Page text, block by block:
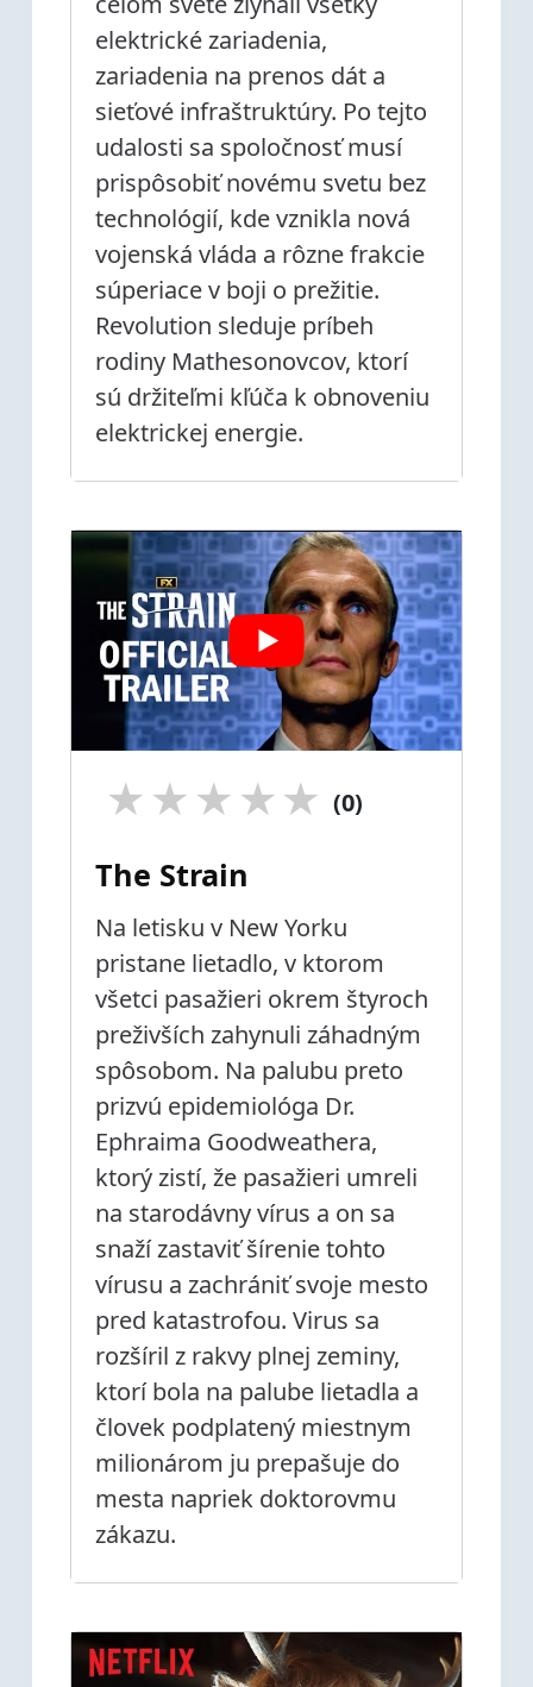
elektrické zariadenia,
zariadenia na prenos dát a
sieťové infraštruktúry. Po tejto
udalosti sa spoločnosť musí
prispôsobiť novému svetu bez
technológií, kde vznikla nová
vojenská vláda a rôzne frakcie
súperiace v boji o prežitie.
Revolution sleduje príbeh
rodiny Mathesonovcov, ktorí
sú držiteľmi kľúča k obnoveniu
elektrickej energie.
★
★
★
★
★ (0)
The Strain
Na letisku v New Yorku
pristane lietadlo, v ktorom
všetci pasažieri okrem štyroch
preživších zahynuli záhadným
spôsobom. Na palubu preto
prizvú epidemiológa Dr.
Ephraima Goodweathera,
ktorý zistí, že pasažieri umreli
na starodávny vírus a on sa
snaží zastaviť šírenie tohto
vírusu a zachrániť svoje mesto
pred katastrofou. Virus sa
rozšíril z rakvy plnej zeminy,
ktorí bola na palube lietadla a
človek podplatený miestnym
milionárom ju prepašuje do
mesta napriek doktorovmu
zákazu.